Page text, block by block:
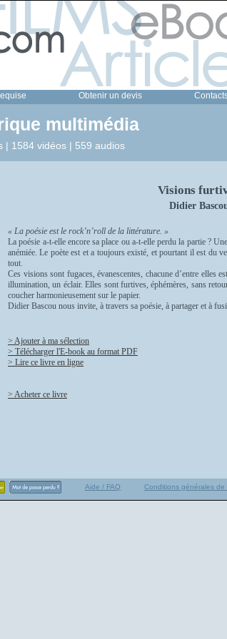
Obtenir un devis
multimédia
| 1584 vidéos | 559 audios
Visions
Didier
« La poésie est le rock’n’roll de la littérature. »
La poésie a-t-elle encore sa place ou a-t-elle perdu la partie ?
anémiée. Le poète est et a toujours existé, et pourtant il est du
tout.
Ces visions sont fugaces, évanescentes, chacune d’entre elles
illumination, un éclair. Elles sont furtives, éphémères, sans
coucher harmonieusement sur le papier.
Didier Bascou nous invite, à travers sa poésie, à partager et à
> Ajouter à ma sélection
> Télécharger l'E-book au format PDF
> Lire ce livre en ligne
> Acheter ce livre
Aide / FAQ Conditions générales de